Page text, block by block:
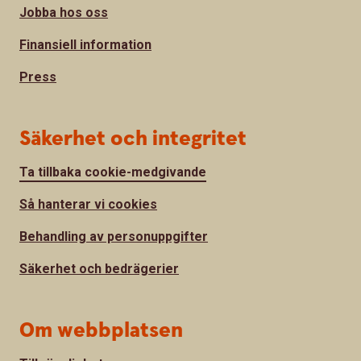
Jobba hos oss
Finansiell information
Press
Säkerhet och integritet
Ta tillbaka cookie-medgivande
Så hanterar vi cookies
Behandling av personuppgifter
Säkerhet och bedrägerier
Om webbplatsen